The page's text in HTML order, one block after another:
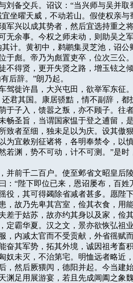
刘备交兵。诏议：“当兴师与吴并取
坐曜天威，不动若山。假使权亲与
军兴以成其势者，然后宜选持重之
无余事。今权之师未动，则助吴之军
计。黄初中，鹈鹕集灵芝池，诏公
于彪。帝乃为彪置吏卒，位次三公
不得贤，更开失贤之路，增玉铉之
后辞。”朗乃起。
驾徙许昌，大兴屯田，欲举军东征
君其国。康居骄黠，情不副辞，都
于子入，馈嚣之叛，亦不顾子。往
畅圣旨，当谓国家愠于登之逋留，是
致者至细，独未足以为庆。设其傲
为宜敕别征诸将，各明奉禁令，以
若渊，势不可动，计不可测。”是时
并前千二百户。使至邺省文昭皇后
：“陛下即位已来，恩诏屡布，百姓
役，其可得蠲除省减者甚多。愿陛
，故乃先卑其宫室，俭其衣食，用
差于姑苏，故亦约其身以及家，俭
定霸华夏。汉之文，景亦欲恢弘祖
，内减太官而不受贡献，外省徭赋
奋其军势，拓其外境，诚因祖考畜
奴未灭，不治第宅。明恤远者略近，
，然后厥猥闶，德阳并起。今当建
渊足用展游宴，若且先成阊阖之象